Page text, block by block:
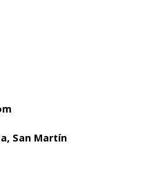
San Martín